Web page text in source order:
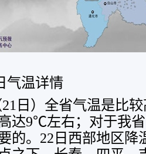
气温详情
日）全省气温是比
达9℃左右；对于我
的。22日西部地区降